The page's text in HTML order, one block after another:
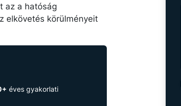
az a hatóság
elkövetés körülményeit
éves gyakorlati